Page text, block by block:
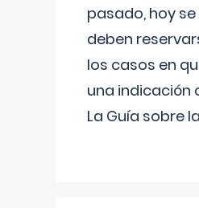
pasado, hoy
deben
los casos en
una indicación
La Guía sobre la